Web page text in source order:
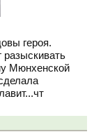
героя.
разыскивать
Мюнхенской